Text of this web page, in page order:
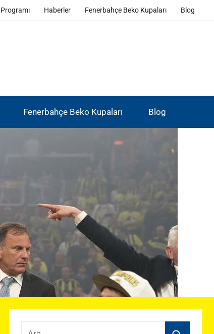
Haberler Fenerbahçe Beko Kupaları Blog
Fenerbahçe Beko Kupaları Blog
Arama: